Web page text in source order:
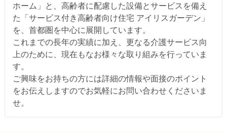
ホーム」と、高齢者に配慮した設備とサービスを備え
た「サービス付き高齢者向け住宅 アイリスガーデン」
を、首都圏を中心に展開しています。
これまでの長年の実績に加え、更なる介護サービス向
上のために、現在もなお様々な取り組みを行っていま
す。
ご興味をお持ちの方には詳細の情報や面接のポイント
をお伝えしますのでお気軽にお問い合わせくださいま
せ。